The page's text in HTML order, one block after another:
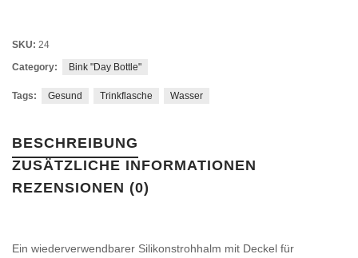
SKU: 24
Category:
Bink "Day Bottle"
Tags: Gesund Trinkflasche Wasser
BESCHREIBUNG
ZUSÄTZLICHE INFORMATIONEN
REZENSIONEN (0)
Ein wiederverwendbarer Silikonstrohhalm mit Deckel für